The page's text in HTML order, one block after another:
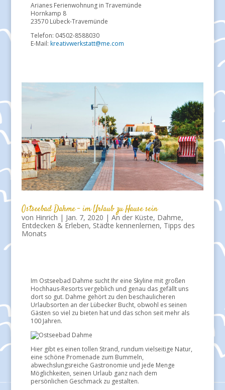
Arianes Ferienwohnung in Travemünde
Hornkamp 8
23570 Lübeck-Travemünde
Telefon: 04502-8588030
E-Mail: kreativwerkstatt@me.com
Ostseebad Dahme – im Urlaub zu Hause sein
von Hinrich | Jan. 7, 2020 | An der Küste, Dahme,
Entdecken & Erleben, Städte kennenlernen, Tipps des
Monats
Im Ostseebad Dahme sucht Ihr eine Skyline mit großen
Hochhaus-Resorts vergeblich und genau das gefällt uns
dort so gut. Dahme gehört zu den beschaulicheren
Urlaubsorten an der Lübecker Bucht, obwohl es seinen
Gästen so viel zu bieten hat und das schon seit mehr als
100 Jahren.
Hier gibt es einen tollen Strand, rundum vielseitige Natur,
eine schöne Promenade zum Bummeln,
abwechslungsreiche Gastronomie und jede Menge
Möglichkeiten, seinen Urlaub ganz nach dem
persönlichen Geschmack zu gestalten.